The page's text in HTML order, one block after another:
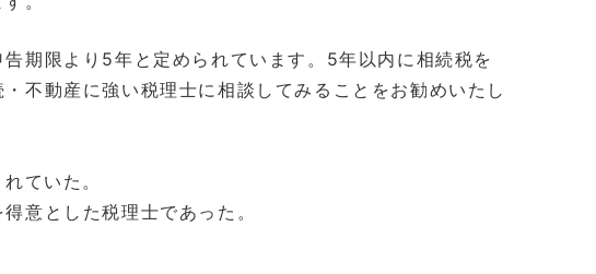
期限より5年と定められています。5年以内に相続税を
不動産に強い税理士に相談してみることをお勧めいたし
ていた。
意とした税理士であった。